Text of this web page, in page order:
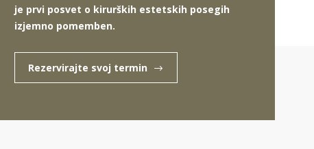
Dermatologija
je prvi posvet o kirurških estetskih posegih
izjemno pomemben.
Rezervirajte svoj termin